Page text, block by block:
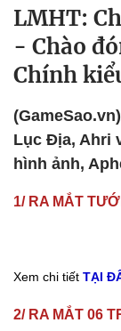
LMHT:
- Chào
Chính
Lục Địa, Ahri
hình ảnh,
1/ RA MẮT
Xem chi tiết TẠI
2/ RA MẮT 06